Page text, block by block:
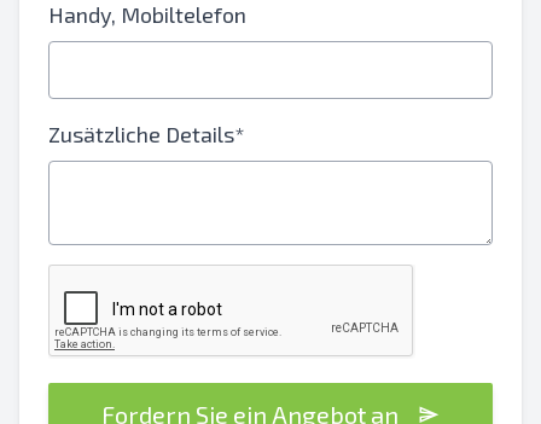
Handy, Mobiltelefon
Zusätzliche Details*
Fordern Sie ein Angebot an